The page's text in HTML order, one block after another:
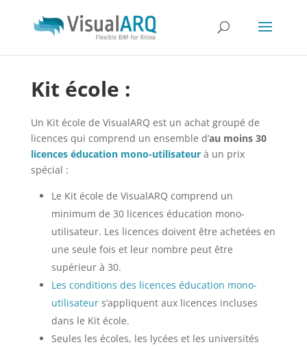
Kit école :
Un Kit école de VisualARQ est un achat groupé de
licences qui comprend un ensemble d’au moins 30
licences éducation mono-utilisateurà un prix
spécial :
Le Kit école de VisualARQ comprend un
minimum de 30 licences éducation mono-
utilisateur. Les licences doivent être achetées en
une seule fois et leur nombre peut être
supérieur à 30.
Les conditions des licences éducation mono-
utilisateurs’appliquent aux licences incluses
dans le Kit école.
Seules les écoles, les lycées et les universités